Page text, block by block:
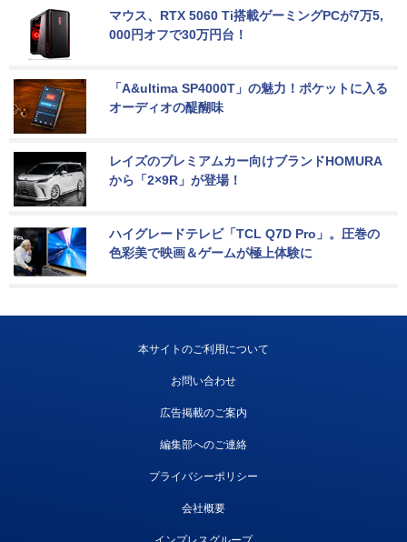
マウス、RTX 5060 Ti搭載ゲーミングPCが7万5,
000円オフで30万円台！
「A&ultima SP4000T」の魅力！ポケットに入る
オーディオの醍醐味
レイズのプレミアムカー向けブランドHOMURA
から「2×9R」が登場！
ハイグレードテレビ「TCL Q7D Pro」。圧巻の
色彩美で映画＆ゲームが極上体験に
本サイトのご利用について
お問い合わせ
広告掲載のご案内
編集部へのご連絡
プライバシーポリシー
会社概要